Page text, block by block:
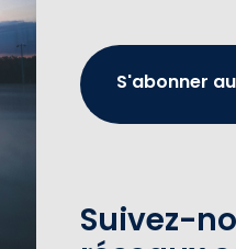
S'abonner
Suivez-